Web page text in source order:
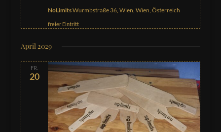
NoLimitsWurmbstraße 36, Wien, Wien, Österreich
freier Eintritt
April 2029
FR.
20